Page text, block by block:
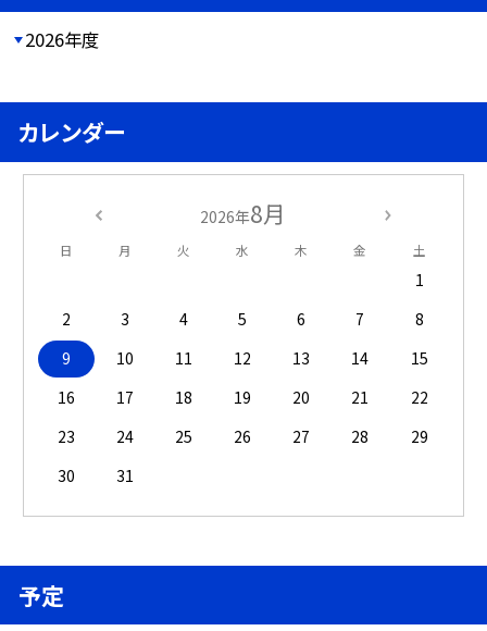
2026年度
カレンダー
2026年8月
日 月 火 水 木 金 土
1
2
3 4 5 6 7
8
9
10 11 12 13 14
15
16
17 18 19 20 21
22
23
24 25 26 27 28
29
30
31
予定